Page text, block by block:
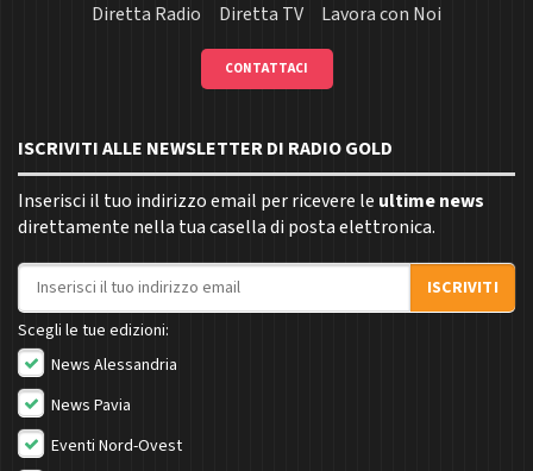
Diretta Radio
Diretta TV Lavora con Noi
CONTATTACI
ISCRIVITI ALLE NEWSLETTER DI RADIO GOLD
Inserisci il tuo indirizzo email per ricevere le ultime news
direttamente nella tua casella di posta elettronica.
Indirizzo email
ISCRIVITI
Scegli le tue edizioni:
News Alessandria
News Pavia
Eventi Nord-Ovest